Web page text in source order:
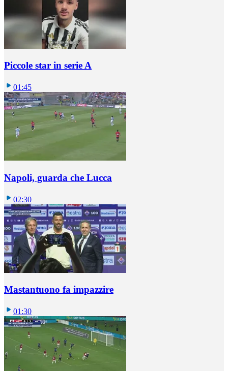
Piccole star in serie A
01:45
Napoli, guarda che Lucca
02:30
Mastantuono fa impazzire
01:30